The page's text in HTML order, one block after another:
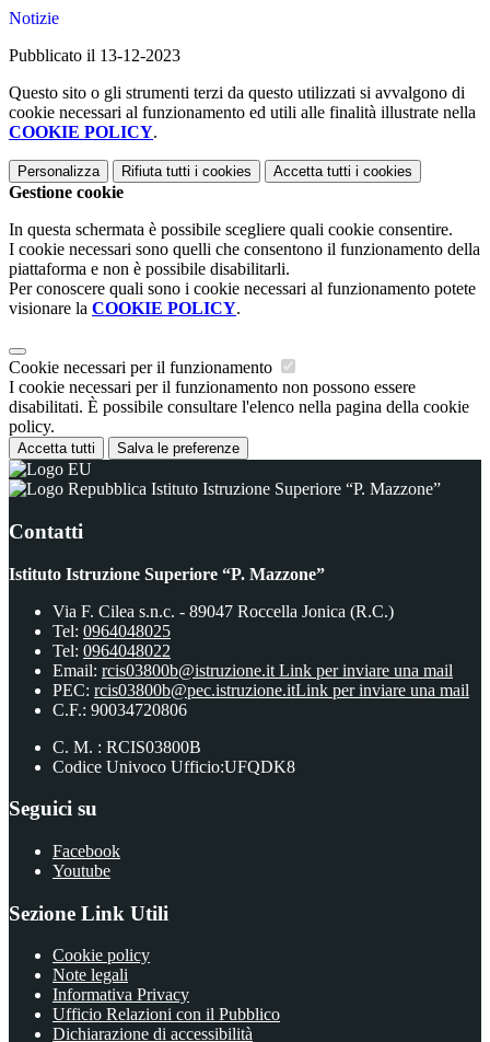
Notizie
Pubblicato il 13-12-2023
Questo sito o gli strumenti terzi da questo utilizzati si avvalgono di
cookie necessari al funzionamento ed utili alle finalità illustrate nella
COOKIE POLICY.
Personalizza Rifiuta tutti i cookies Accetta tutti i cookies
Gestione cookie
In questa schermata è possibile scegliere quali cookie consentire.
I cookie necessari sono quelli che consentono il funzionamento della
piattaforma e non è possibile disabilitarli.
Per conoscere quali sono i cookie necessari al funzionamento potete
visionare la COOKIE POLICY.
Cookie necessari per il funzionamento
I cookie necessari per il funzionamento non possono essere
disabilitati. È possibile consultare l'elenco nella pagina della cookie
policy.
Accetta tutti Salva le preferenze
Istituto Istruzione Superiore “P. Mazzone”
Contatti
Istituto Istruzione Superiore “P. Mazzone”
Via F. Cilea s.n.c. - 89047 Roccella Jonica (R.C.)
Tel: 0964048025
Tel: 0964048022
Email: rcis03800b@istruzione.it Link per inviare una mail
PEC: rcis03800b@pec.istruzione.itLink per inviare una mail
C.F.: 90034720806
C. M. : RCIS03800B
Codice Univoco Ufficio:UFQDK8
Seguici su
Facebook
Youtube
Sezione Link Utili
Cookie policy
Note legali
Informativa Privacy
Ufficio Relazioni con il Pubblico
Dichiarazione di accessibilità